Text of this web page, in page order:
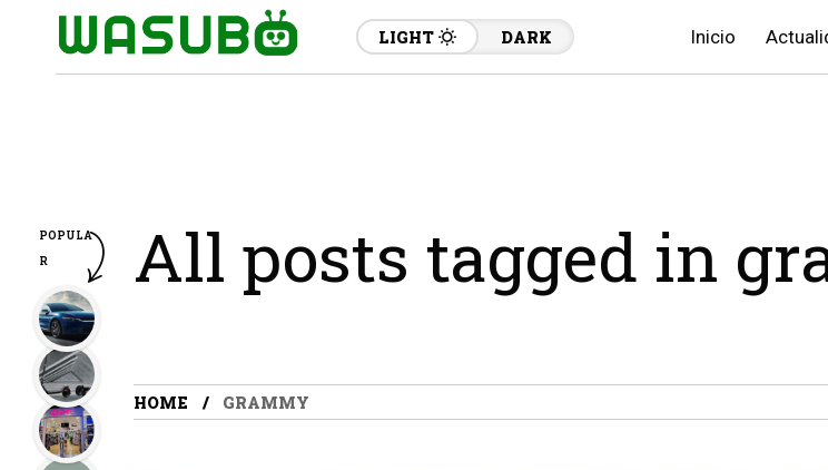
LIGHT DARK Inicio
All posts tagged in
HOME GRAMMY
POPULA
R